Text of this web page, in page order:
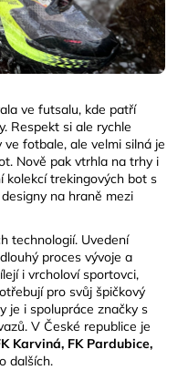
ve futsalu, kde patří
Respekt si ale rychle
fotbale, ale velmi silná je
Nově pak vtrhla na trhy i
kolekcí trekingových bot s
na hraně mezi
technologií. Uvedení
proces vývoje a
i vrcholoví sportovci,
pro svůj špičkový
je i spolupráce značky s
V České republice je
Karviná, FK Pardubice,
dalších.